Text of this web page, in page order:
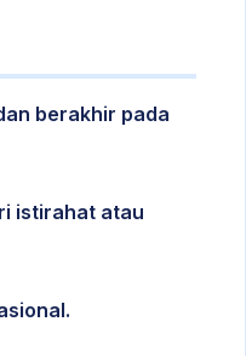
berakhir pada
istirahat atau